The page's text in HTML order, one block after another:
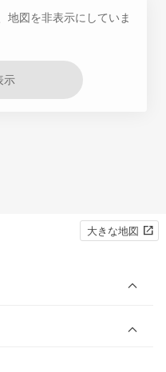
地図を非表示にしていま
示
大きな地図